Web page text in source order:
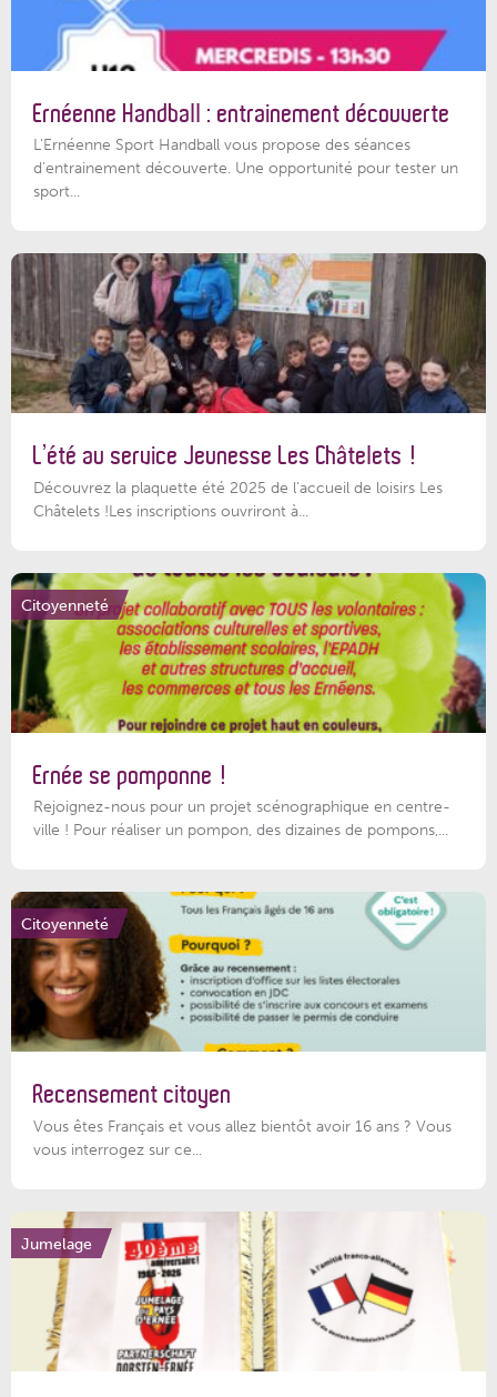
Ernéenne Handball : entrainement découverte
L'Ernéenne Sport Handball vous propose des séances
d'entrainement découverte. Une opportunité pour tester un
sport...
L’été au service Jeunesse Les Châtelets !
Découvrez la plaquette été 2025 de l’accueil de loisirs Les
Châtelets !Les inscriptions ouvriront à...
Citoyenneté
Ernée se pomponne !
Rejoignez-nous pour un projet scénographique en centre-
ville ! Pour réaliser un pompon, des dizaines de pompons,...
Citoyenneté
Recensement citoyen
Vous êtes Français et vous allez bientôt avoir 16 ans ? Vous
vous interrogez sur ce...
Jumelage